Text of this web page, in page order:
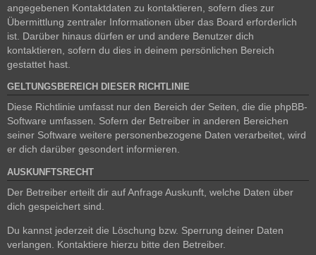
angegebenen Kontaktdaten zu kontaktieren, sofern dies zur
Übermittlung zentraler Informationen über das Board erforderlich
ist. Darüber hinaus dürfen er und andere Benutzer dich
kontaktieren, sofern du dies in deinem persönlichen Bereich
gestattet hast.
GELTUNGSBEREICH DIESER RICHTLINIE
Diese Richtlinie umfasst nur den Bereich der Seiten, die die phpBB-
Software umfassen. Sofern der Betreiber in anderen Bereichen
seiner Software weitere personenbezogene Daten verarbeitet, wird
er dich darüber gesondert informieren.
AUSKUNFTSRECHT
Der Betreiber erteilt dir auf Anfrage Auskunft, welche Daten über
dich gespeichert sind.
Du kannst jederzeit die Löschung bzw. Sperrung deiner Daten
verlangen. Kontaktiere hierzu bitte den Betreiber.